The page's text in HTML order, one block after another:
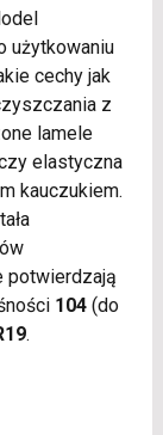
użytkowaniu
cechy jak
z
lamele
elastyczna
kauczukiem.
potwierdzają
104(do
.